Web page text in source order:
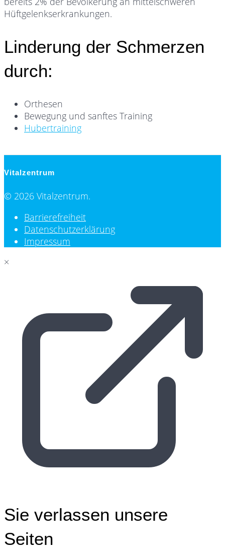
Hüftgelenkserkrankungen.
Linderung der Schmerzen
durch:
Orthesen
Bewegung und sanftes Training
Hubertraining
Vitalzentrum
© 2026 Vitalzentrum.
Barrierefreiheit
Datenschutzerklärung
Impressum
×
Sie verlassen unsere
Seiten